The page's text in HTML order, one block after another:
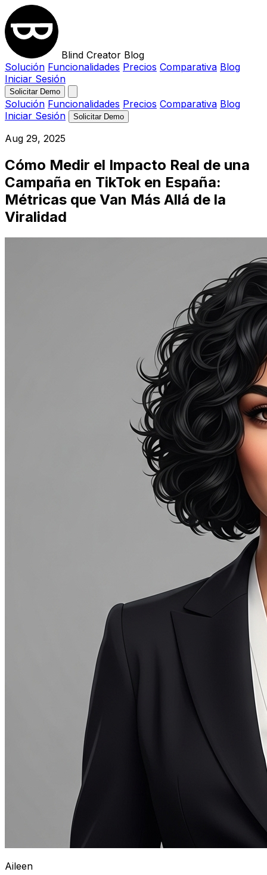
Blind Creator Blog
Solución Funcionalidades Precios Comparativa Blog
Iniciar Sesión
Solicitar Demo
Solución Funcionalidades Precios Comparativa Blog
Iniciar Sesión
Solicitar Demo
Aug 29, 2025
Cómo Medir el Impacto Real de una
Campaña en TikTok en España:
Métricas que Van Más Allá de la
Viralidad
Aileen